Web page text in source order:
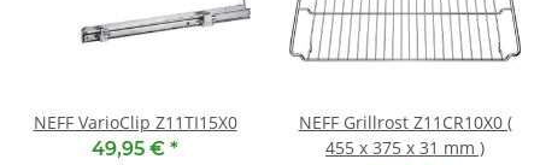
NEFF VarioClip Z11TI15X0
49,95 € *
NEFF Grillrost Z11CR10X0 (
455 x 375 x 31 mm )